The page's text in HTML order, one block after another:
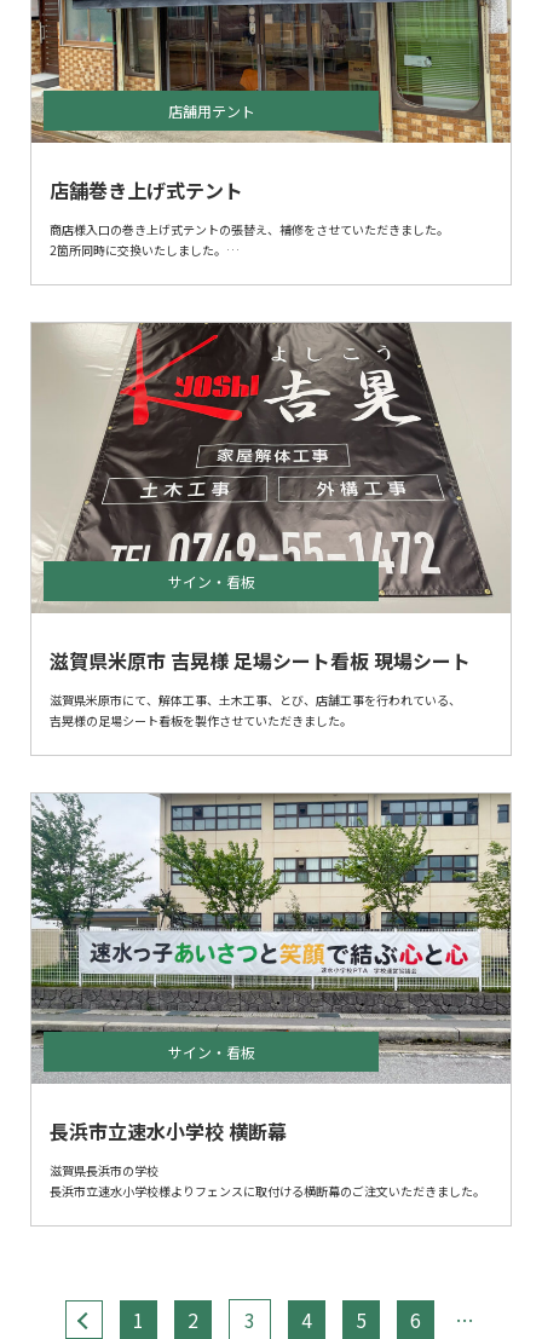
店舗巻き上げ式テント
商店様入口の巻き上げ式テントの張替え、補修をさせていただきました。
2箇所同時に交換いたしました。
店舗用テント
滋賀県米原市 吉晃様 足場シート看板 現場シート
滋賀県米原市にて、解体工事、土木工事、とび、店舗工事を行われている、
吉晃様の足場シート看板を製作させていただきました。
サイン・看板
長浜市立速水小学校 横断幕
滋賀県長浜市の学校
長浜市立速水小学校様よりフェンスに取付ける横断幕のご注文いただきました。
サイン・看板
< 1 2 3 4 5 6 …